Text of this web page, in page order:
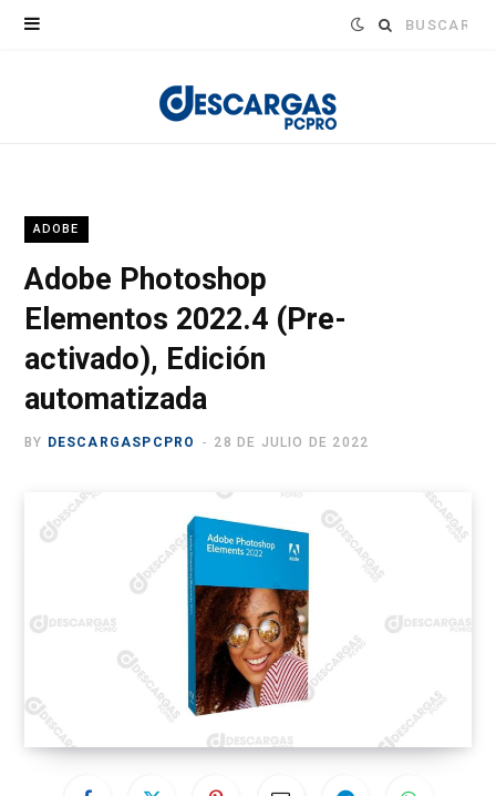
Buscar:
ADOBE
Adobe Photoshop
Elementos 2022.4 (Pre-
activado), Edición
automatizada
BY DESCARGASPCPRO 28 DE JULIO DE 2022